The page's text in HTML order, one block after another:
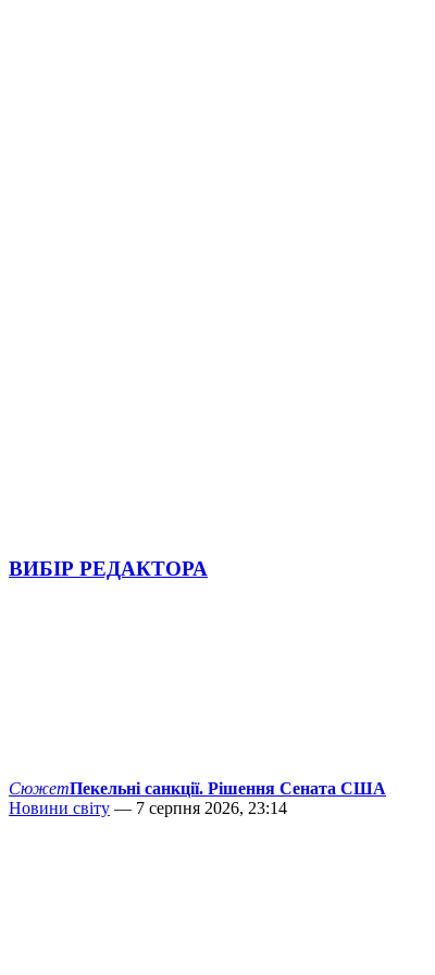
ВИБІР РЕДАКТОРА
СюжетПекельні санкції. Рішення Сената США
Новини світу — 7 серпня 2026, 23:14